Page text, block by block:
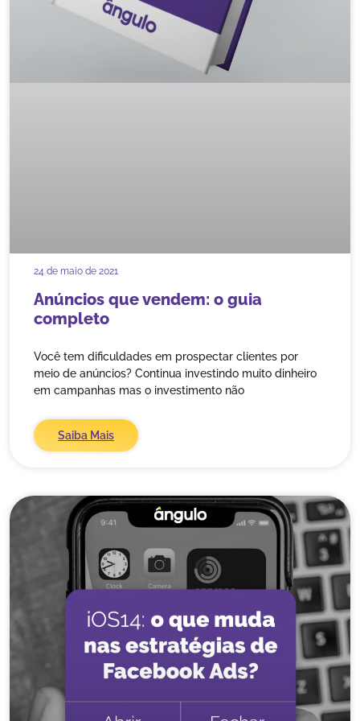
Anúncios que vendem: o guia
completo
Você tem dificuldades em prospectar clientes por
meio de anúncios? Continua investindo muito dinheiro
em campanhas mas o investimento não
Saiba Mais
24 de maio de 2021